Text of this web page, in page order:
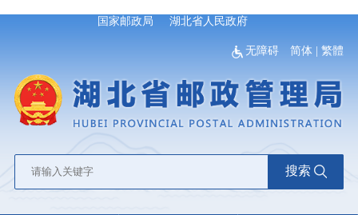
国家邮政局 湖北省人民政府
无障碍 简体 |繁體
搜索